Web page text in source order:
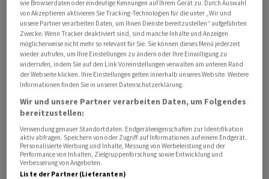
Zu den grössten Verlierern gehörte am Freitag die
ohnehin angeschlagene Aktie vonNovo Nordisk, deren
Kurs um 4,3 Prozent sank.Astrazenecagaben um 3,8
Prozent nach undGSKum 1,8 Prozent. Am deutschen
Markt erlittenMerckAbgaben von über zwei Prozent.
Analyst David Seigerman von BMO Capital Markets
sprach von «schockierenden Schlagzeilen», äusserte
aber Zweifel, ob sich die Forderungen einfach
umsetzen liessen. Hier gebe es gesetzliche Hürden.
Ähnlich fiel die Einschätzung von Richard Vosser von
JPMorganaus.
wie Browserdaten oder eindeutige Kennungen auf Ihrem Gerät zu. Durch Auswahl
von Akzeptieren aktivieren Sie Tracking-Technologien für die unter „Wir und
unsere Partner verarbeiten Daten, um Ihnen Dienste bereitzustellen“ aufgeführten
Zwecke. Wenn Tracker deaktiviert sind, sind manche Inhalte und Anzeigen
möglicherweise nicht mehr so relevant für Sie. Sie können dieses Menü jederzeit
wieder aufrufen, um Ihre Einstellungen zu ändern oder Ihre Einwilligung zu
widerrufen, indem Sie auf den Link Voreinstellungen verwalten am unteren Rand
der Webseite klicken. Ihre Einstellungen gelten innerhalb unseres Website. Weitere
Informationen finden Sie in unserer Datenschutzerklärung.
Wir und unsere Partner verarbeiten Daten, um Folgendes
bereitzustellen:
Verwendung genauer Standortdaten. Endgeräteeigenschaften zur Identifikation
aktiv abfragen. Speichern von oder Zugriff auf Informationen auf einem Endgerät.
Personalisierte Werbung und Inhalte, Messung von Werbeleistung und der
Performance von Inhalten, Zielgruppenforschung sowie Entwicklung und
Verbesserung von Angeboten.
Liste der Partner (Lieferanten)